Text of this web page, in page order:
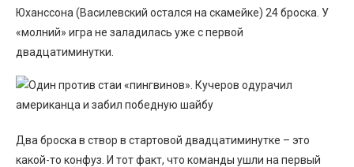
Юханссона (Василевский остался на скамейке) 24 броска. У
«молний» игра не заладилась уже с первой
двадцатиминутки.
Два броска в створ в стартовой двадцатиминутке – это
какой-то конфуз. И тот факт, что команды ушли на первый